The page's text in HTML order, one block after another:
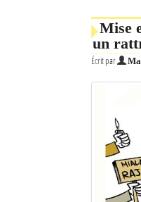
Mise
un
Écrit par